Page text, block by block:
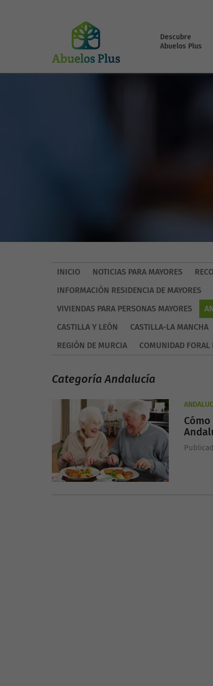
Descubre
Abuelos Plus
INICIO NOTICIAS PARA MAYORES
INFORMACIÓN RESIDENCIA DE MAYORES
VIVIENDAS PARA PERSONAS MAYORES
CASTILLA Y LEÓN
CASTILLA-LA MANCHA
REGIÓN DE MURCIA
COMUNIDAD FORAL
Categoría Andalucía